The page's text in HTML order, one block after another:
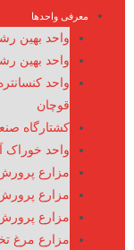
معرفی واحدها
واحد بهین
واحد بهین
واحد
قوچان
کشتارگاه
واحد خوراک
مزارع
مزارع
مزارع
مزارع مرغ